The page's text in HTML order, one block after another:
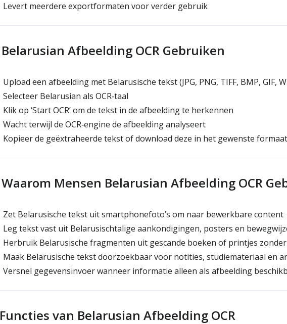
Levert meerdere exportformaten voor verder gebruik
Belarusian Afbeelding OCR Gebruiken
Upload een afbeelding met Belarusische tekst (JPG, PNG, TIFF, BMP, GIF,
Selecteer Belarusian als OCR‑taal
Klik op ‘Start OCR’ om de tekst in de afbeelding te herkennen
Wacht terwijl de OCR‑engine de afbeelding analyseert
Kopieer de geëxtraheerde tekst of download deze in het gewenste formaat
Waarom Mensen Belarusian Afbeelding OCR
Zet Belarusische tekst uit smartphonefoto’s om naar bewerkbare content
Leg tekst vast uit Belarusischtalige aankondigingen, posters en
Herbruik Belarusische fragmenten uit gescande boeken of printjes
Maak Belarusische tekst doorzoekbaar voor notities, studiemateriaal en
Versnel gegevensinvoer wanneer informatie alleen als afbeelding
Functies van Belarusian Afbeelding OCR